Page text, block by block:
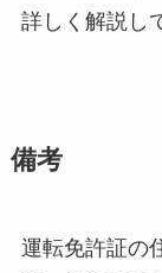
詳しく解説し
備考
運転免許証の